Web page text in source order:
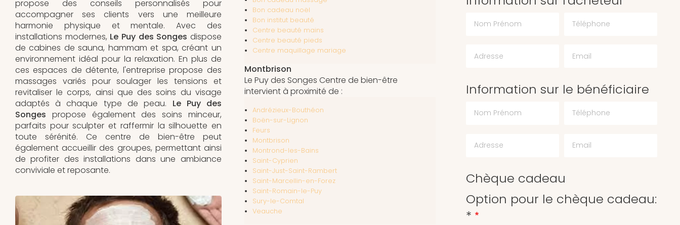
propose des conseils personnalisés pour
accompagner ses clients vers une meilleure
harmonie physique et mentale. Avec des
installations modernes, Le Puy des Songes dispose
de cabines de sauna, hammam et spa, créant un
environnement idéal pour la relaxation. En plus de
ces espaces de détente, l'entreprise propose des
massages variés pour soulager les tensions et
revitaliser le corps, ainsi que des soins du visage
adaptés à chaque type de peau. Le Puy des
Songes propose également des soins minceur,
parfaits pour sculpter et raffermir la silhouette en
toute sérénité. Ce centre de bien-être peut
également accueillir des groupes, permettant ainsi
de profiter des installations dans une ambiance
conviviale et reposante.
Bon cadeau noël
Bon institut beauté
Centre beauté mains
Centre beauté pieds
Centre maquillage mariage
Montbrison
Le Puy des Songes Centre de bien-être
intervient à proximité de :
Andrézieux-Bouthéon
Boën-sur-Lignon
Feurs
Montbrison
Montrond-les-Bains
Saint-Cyprien
Saint-Just-Saint-Rambert
Saint-Marcellin-en-Forez
Saint-Romain-le-Puy
Sury-le-Comtal
Veauche
Information sur le bénéficiaire
Chèque cadeau
Option pour le chèque cadeau:
*